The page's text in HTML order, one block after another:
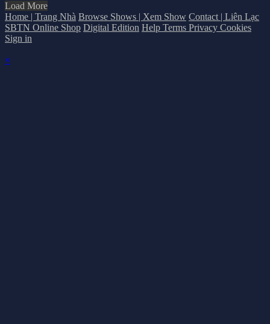
Load More
Home | Trang Nhà Browse Shows | Xem Show Contact | Liên Lạc
SBTN Online Shop Digital Edition Help Terms Privacy Cookies
Sign in
×